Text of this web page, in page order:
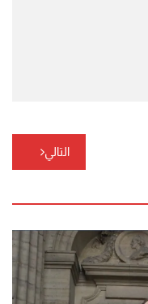
التالي